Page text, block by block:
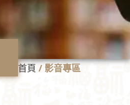
首頁 / 影音專區